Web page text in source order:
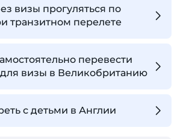
визы прогуляться по
транзитном перелете
перевести
визы в Великобританию
с детьми в Англии